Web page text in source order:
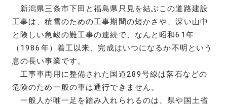
新潟県三条市下田と福島県只見を結ぶこの道路建設
工事は、積雪のための工事期間の短かさや、深い山中
と険しい急峻の難工事の連続で、なんと昭和61年
（1986年）着工以来、完成はいつになるか不明という
息の長い事業です。
工事車両用に整備された国道289号線は落石などの
危険のため一般の車は通行できません。
一般人が唯一足を踏み入れられるのは、県や国土省